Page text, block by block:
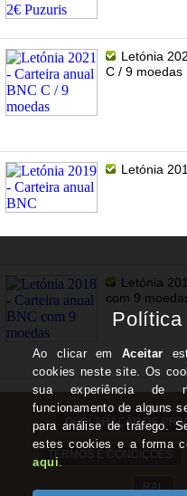
Letónia
C / 9 moedas
Letónia
Letónia
com 9
DECLARAÇÃO DE
TERMOS E CONDIÇÕES
RAL